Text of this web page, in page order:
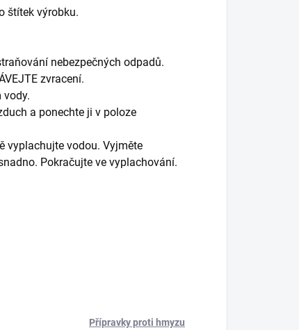
štítek výrobku.
nebezpečných odpadů.
zvracení.
vody.
a ponechte ji v poloze
vyplachujte vodou. Vyjměte
Pokračujte ve vyplachování.
Přípravky proti hmyzu